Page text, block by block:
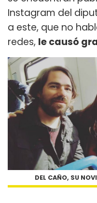
Instagram del
a este, que no
redes, le causó
DEL CAÑO, SU